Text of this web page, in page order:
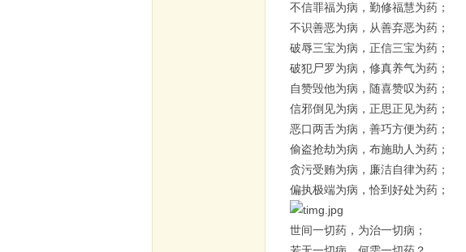
不信罪福为病，勤修福慧为药；
不识善恶为病，从善弃恶为药；
破辱三宝为病，正信三宝为药；
破犯尸罗为病，修真养气为药；
自赞毁他为病，随喜赞叹为药；
信邪倒见为病，正思正见为药；
恶口两舌为病，善巧方便为药；
偷盗抢劫为病，布施助人为药；
贪污受贿为病，廉洁自律为药；
偏执极端为病，恰到好处为药；
世间一切药，为治一切病；